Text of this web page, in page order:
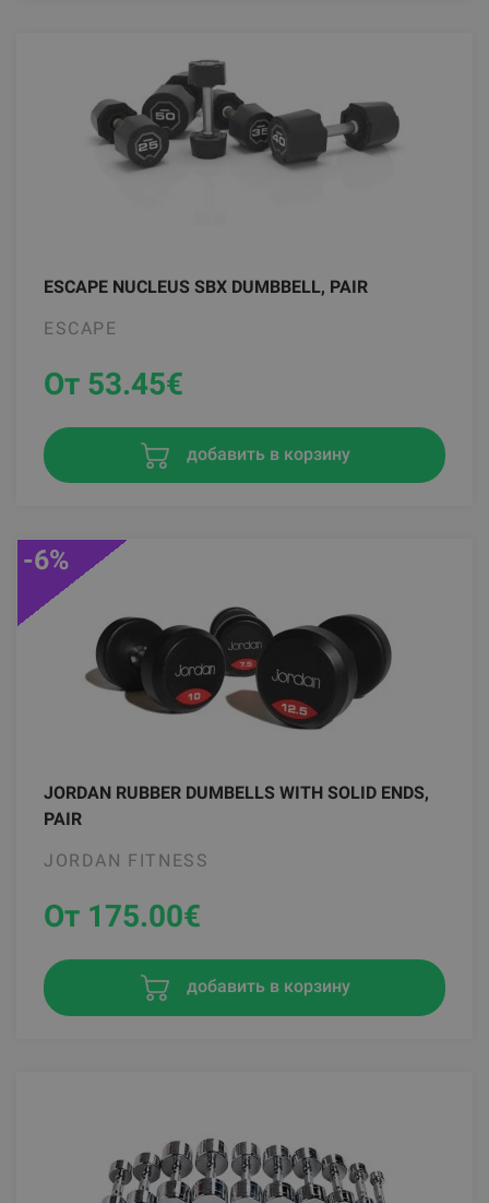
ESCAPE NUCLEUS SBX DUMBBELL, PAIR
ESCAPE
От 53.45€
добавить в корзину
JORDAN RUBBER DUMBELLS WITH SOLID ENDS,
PAIR
JORDAN FITNESS
-6%
От 175.00€
добавить в корзину